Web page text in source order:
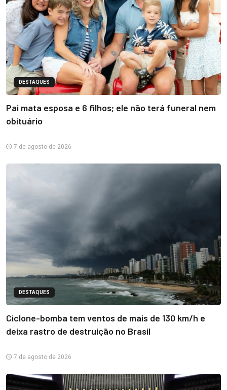
DESTAQUES
Pai mata esposa e 6 filhos; ele não terá funeral nem
obituário
7 de agosto de 2026
DESTAQUES
Ciclone-bomba tem ventos de mais de 130 km/h e
deixa rastro de destruição no Brasil
7 de agosto de 2026